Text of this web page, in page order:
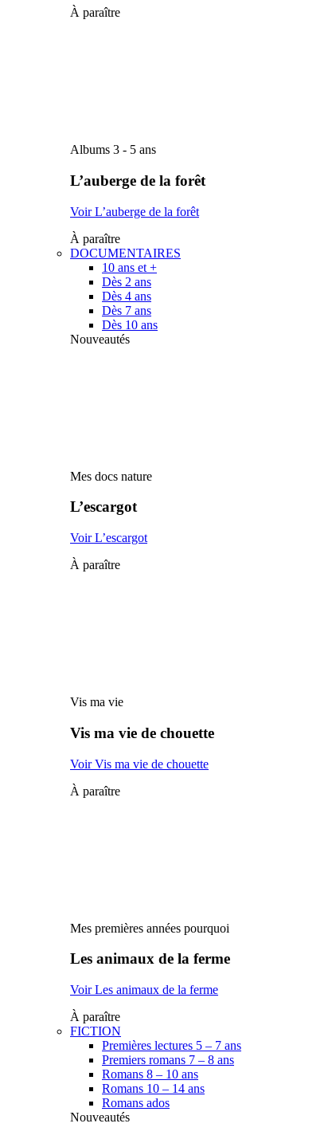
À paraître
Albums 3 - 5 ans
L’auberge de la forêt
Voir L’auberge de la forêt
À paraître
DOCUMENTAIRES
10 ans et +
Dès 2 ans
Dès 4 ans
Dès 7 ans
Dès 10 ans
Nouveautés
Mes docs nature
L’escargot
Voir L’escargot
À paraître
Vis ma vie
Vis ma vie de chouette
Voir Vis ma vie de chouette
À paraître
Mes premières années pourquoi
Les animaux de la ferme
Voir Les animaux de la ferme
À paraître
FICTION
Premières lectures 5 – 7 ans
Premiers romans 7 – 8 ans
Romans 8 – 10 ans
Romans 10 – 14 ans
Romans ados
Nouveautés